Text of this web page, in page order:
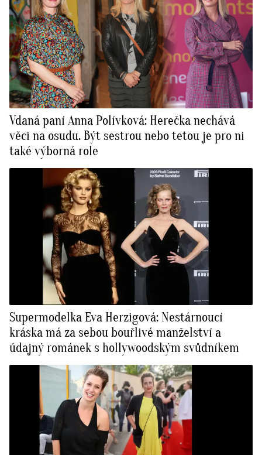
Vdaná paní Anna Polívková: Herečka nechává
věci na osudu. Být sestrou nebo tetou je pro ni
také výborná role
Supermodelka Eva Herzigová: Nestárnoucí
kráska má za sebou bouřlivé manželství a
údajný románek s hollywoodským svůdníkem